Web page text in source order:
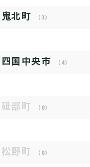
鬼北町 （3）
四国中央市 （4）
砥部町 （0）
松野町 （0）